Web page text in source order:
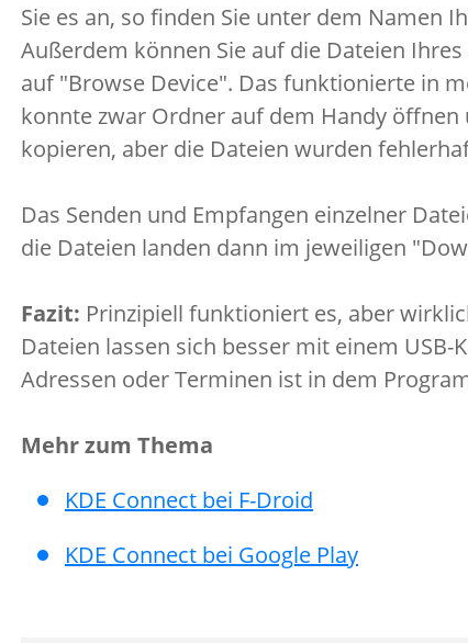
Sie es an, so finden Sie unter dem Namen
Außerdem können Sie auf die Dateien
auf "Browse Device". Das funktionierte in
konnte zwar Ordner auf dem Handy öffnen
kopieren, aber die Dateien wurden
Das Senden und Empfangen einzelner
die Dateien landen dann im jeweiligen
Fazit: Prinzipiell funktioniert es, aber
Dateien lassen sich besser mit einem
Adressen oder Terminen ist in dem
Mehr zum Thema
KDE Connect bei F-Droid
KDE Connect bei Google Play